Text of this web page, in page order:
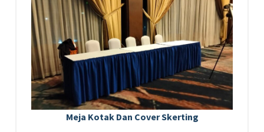
Meja Kotak Dan Cover Skerting